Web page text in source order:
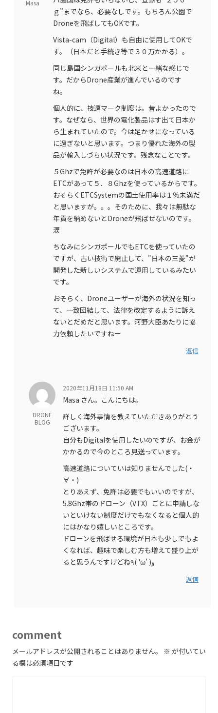
Masa
ｇ”までなら、必要なしです。もちろん公園で
Droneを飛ばしてもOKです。
Vista-cam（Digital）も自由に使用してOKで
す。（日本だと手続き等で３０万かかる）。
同じ島国シンガポールも北米と一緒な感じで
す。だからDrone産業が進んでいるのです
ね。
個人的に、技適マーク制度は。昔よかったので
す。なぜなら、世界の電化製品はす出て日本か
ら生まれていたので。今は足かせになっている
に過ぎないと思います。つまり優れた海外の製
品が輸入しづらい状況です。残念なことです。
５Ghzで免許が必要なのは日本の高速道路に
ETCがあって５．８Ghzを使っているからです。
おそらくETCSystemの国土使用率は１％未満だ
と思いますが。。。そのために、我々は無駄な
年貢を納めないとDroneが飛ばせないのです。
涙
ちなみにシンガポールでもETCを使っていたの
ですが、古い技術で廃止して、"日本の三菱"が
開発した新しいシステムで運用しているみたい
です。
おそらく、Droneユーザーが海外の状況を知っ
て、一致団結して、法律を改定するように訴え
ないとだめだと思います。河野大臣あたりに協
力依頼したいですねー
返信
DRONE
BLOG
2020年11月18日 11:50 AM
Masa さん。こんにちは。
詳しく海外事情を教えていただきありがとう
ございます。
自分もDigitalを使用したいのですが、お金が
かかるので今のところ見送っています。
高速道路についていは知りませんでした(・
∀・)
とりあえず、免許は必要でもいいのですが、
5.8Ghz帯のドローン（VTX）ごとに申請しな
いといけない制度だけでもなくなると個人的
にはかなり嬉しいところです。
ドローンを飛ばせる環境が日本も少しでもよ
くなれば、趣味で楽しむ方も増えて盛り上が
ると思うんですけどね٩( 'ω' )و
返信
comment
メールアドレスが公開されることはありません。 ※ が付いてい
る欄は必須項目です